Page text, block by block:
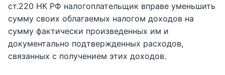
ст.220 НК РФ налогоплательщик вправе уменьшить
сумму своих облагаемых налогом доходов на
сумму фактически произведенных им и
документально подтвержденных расходов,
связанных с получением этих доходов.